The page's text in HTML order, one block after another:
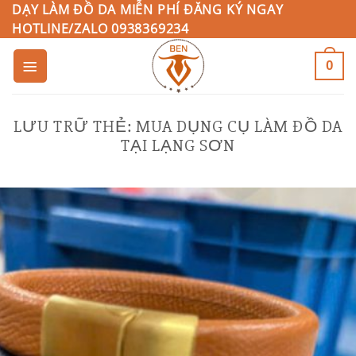
Bỏ
qua
nội
DẠY LÀM ĐỒ DA MIỄN PHÍ ĐĂNG KÝ NGAY
HOTLINE/ZALO 0938369234
0
LƯU TRỮ THẺ: MUA DỤNG CỤ LÀM ĐỒ DA
TẠI LẠNG SƠN